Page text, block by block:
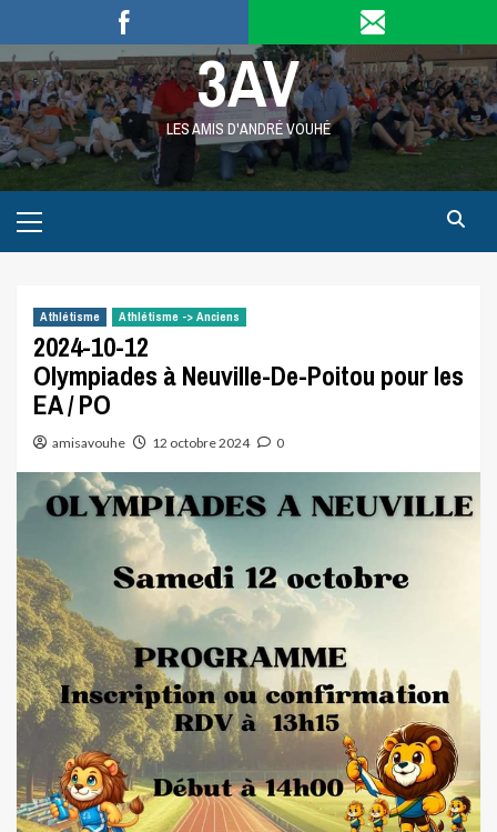
to
content
3AV
LES AMIS D'ANDRÉ VOUHÉ
Menu
Athlétisme Athlétisme -> Anciens
2024-10-12
Olympiades à Neuville-De-Poitou pour les
EA / PO
amisavouhe 12 octobre 2024 0